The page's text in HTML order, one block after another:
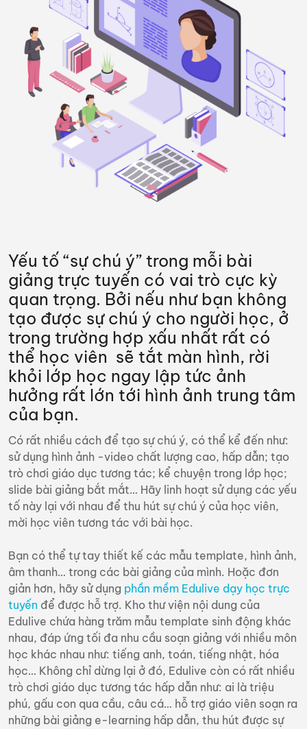
Yếu tố “sự chú ý” trong mỗi bài
giảng trực tuyến có vai trò cực kỳ
quan trọng. Bởi nếu như bạn không
tạo được sự chú ý cho người học, ở
trong trường hợp xấu nhất rất có
thể học viên sẽ tắt màn hình, rời
khỏi lớp học ngay lập tức ảnh
hưởng rất lớn tới hình ảnh trung tâm
của bạn.
Có rất nhiều cách để tạo sự chú ý, có thể kể đến như:
sử dụng hình ảnh -video chất lượng cao, hấp dẫn; tạo
trò chơi giáo dục tương tác; kể chuyện trong lớp học;
slide bài giảng bắt mắt… Hãy linh hoạt sử dụng các yếu
tố này lại với nhau để thu hút sự chú ý của học viên,
mời học viên tương tác với bài học.
Bạn có thể tự tay thiết kế các mẫu template, hình ảnh,
âm thanh… trong các bài giảng của mình. Hoặc đơn
giản hơn, hãy sử dụng phần mềm Edulive dạy học trực
tuyến để được hỗ trợ. Kho thư viện nội dung của
Edulive chứa hàng trăm mẫu template sinh động khác
nhau, đáp ứng tối đa nhu cầu soạn giảng với nhiều môn
học khác nhau như: tiếng anh, toán, tiếng nhật, hóa
học… Không chỉ dừng lại ở đó, Edulive còn có rất nhiều
trò chơi giáo dục tương tác hấp dẫn như: ai là triệu
phú, gấu con qua cầu, câu cá… hỗ trợ giáo viên soạn ra
những bài giảng e-learning hấp dẫn, thu hút được sự